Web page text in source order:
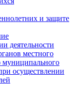
и защите
деятельности
местного
муниципального
осуществлении